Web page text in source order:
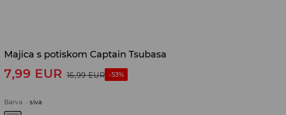
Majica s potiskom Captain Tsubasa
7,99 EUR 16,99 EUR -53%
Barva -siva